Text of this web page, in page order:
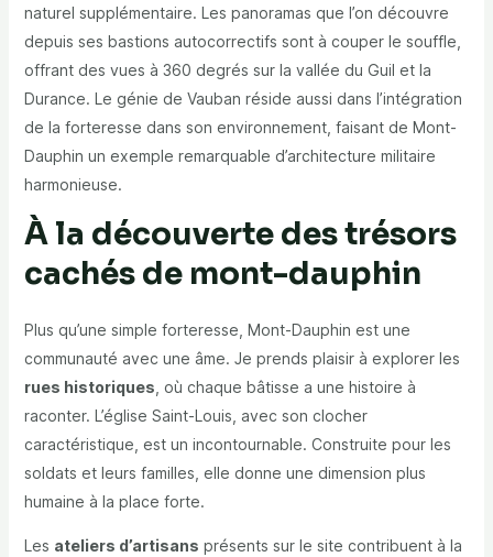
naturel supplémentaire. Les panoramas que l’on découvre
depuis ses bastions autocorrectifs sont à couper le souffle,
offrant des vues à 360 degrés sur la vallée du Guil et la
Durance. Le génie de Vauban réside aussi dans l’intégration
de la forteresse dans son environnement, faisant de Mont-
Dauphin un exemple remarquable d’architecture militaire
harmonieuse.
À la découverte des trésors
cachés de mont-dauphin
Plus qu’une simple forteresse, Mont-Dauphin est une
communauté avec une âme. Je prends plaisir à explorer les
rues historiques , où chaque bâtisse a une histoire à
raconter. L’église Saint-Louis, avec son clocher
caractéristique, est un incontournable. Construite pour les
soldats et leurs familles, elle donne une dimension plus
humaine à la place forte.
Les ateliers d’artisans présents sur le site contribuent à la